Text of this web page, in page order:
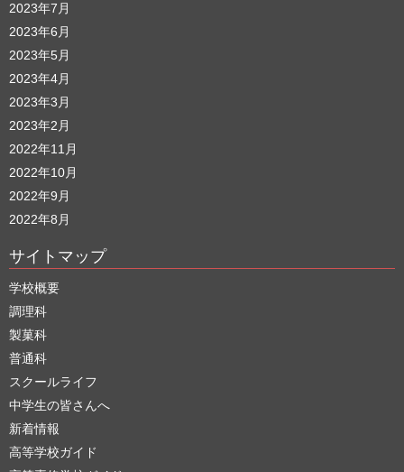
2023年7月
2023年6月
2023年5月
2023年4月
2023年3月
2023年2月
2022年11月
2022年10月
2022年9月
2022年8月
サイトマップ
学校概要
調理科
製菓科
普通科
スクールライフ
中学生の皆さんへ
新着情報
高等学校ガイド